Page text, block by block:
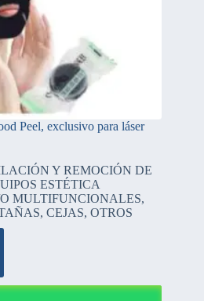
Peel, exclusivo para láser
Y REMOCIÓN DE
ESTÉTICA
MULTIFUNCIONALES,
CEJAS, OTROS